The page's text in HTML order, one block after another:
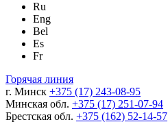
Ru
Eng
Bel
Es
Fr
Горячая линия
г. Минск +375 (17) 243-08-95
Минская обл. +375 (17) 251-07-94
Брестская обл. +375 (162) 52-14-57